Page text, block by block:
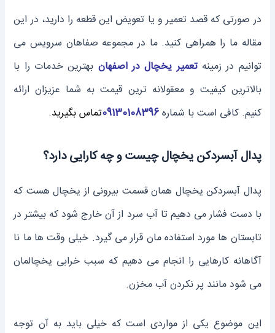
در صورتی که قصد تعمیر و یا تعویض این قطعه را دارید، در این
مقاله ما را همراهی کنید. ما در مجموعه صفاهان سرویس می
توانیم در زمینهتعمیر یخچال در اصفهان بهترین خدمات را با
بالاترین کیفیت و معقولانه ترین قیمت به شما عزیزان ارائه
کنیم. کافی است با شماره09130108396تماس بگیرید.
پدال آبسرد‌کن یخچال چیست و چه کارایی دارد؟
پدال آبسردکن یخچال همان قسمت بیرونی از یخچال هست که
با دست فشار می ‌دهیم تا آب سرد از آن خارج شود که بیشتر در
تابستان ‌ها مورد استفاده‌ مان قرار می ‌گیرد. خیلی وقت‌ ها ما نا
آگاهانه کارهایی را انجام می ‌دهیم که سبب خرابی یخچالمان
می ‌شود مانند پر نکردن آب مخزن.
این موضوع یکی از مواردی است که خیلی باید به آن توجه